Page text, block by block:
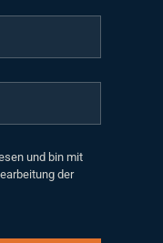
und bin mit
der